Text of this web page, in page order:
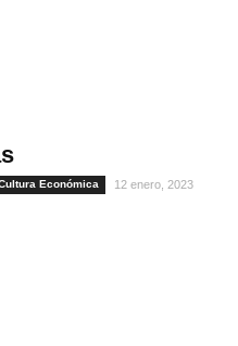
Económica 12 enero, 2023